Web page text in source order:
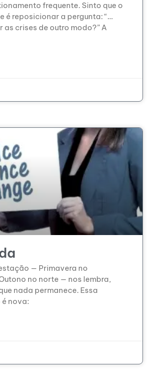
frequente. Sinto que o
é reposicionar a pergunta: “…
as crises de outro modo?” A
— Primavera no
no norte — nos lembra,
nada permanece. Essa
nova: